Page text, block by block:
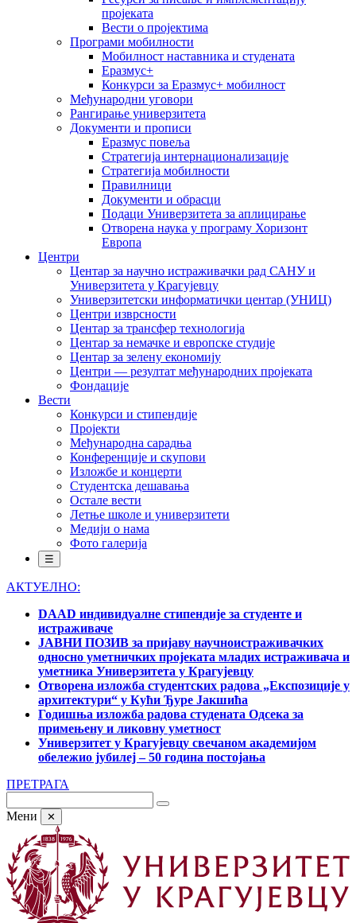
пројеката
Вести о пројектима
Програми мобилности
Мобилност наставника и студената
Еразмус+
Конкурси за Еразмус+ мобилност
Међународни уговори
Рангирање универзитета
Документи и прописи
Еразмус повеља
Стратегија интернационализације
Стратегија мобилности
Правилници
Документи и обрасци
Подаци Универзитета за аплицирање
Отворена наука у програму Хоризонт
Европа
Центри
Центар за научно истраживачки рад САНУ и
Универзитета у Крагујевцу
Универзитетски информатички центар (УНИЦ)
Центри изврсности
Центар за трансфер технологија
Центар за немачке и европске студије
Центар за зелену економију
Центри — резултат међународних пројеката
Фондације
Вести
Конкурси и стипендије
Пројекти
Међународна сарадња
Конференције и скупови
Изложбе и концерти
Студентска дешавања
Остале вести
Летње школе и универзитети
Медији о нама
Фото галерија
☰
АКТУЕЛНО:
DAAD индивидуалне стипендије за студенте и
истраживаче
ЈАВНИ ПОЗИВ за пријаву научноистраживачких
односно уметничких пројеката младих истраживача и
уметника Универзитета у Крагујевцу
Отворена изложба студентских радова „Експозиције у
архитектури“ у Кући Ђуре Јакшића
Годишња изложба радова студената Одсека за
примењену и ликовну уметност
Универзитет у Крагујевцу свечаном академијом
обележио јубилеј – 50 година постојања
ПРЕТРАГА
Мени ✕